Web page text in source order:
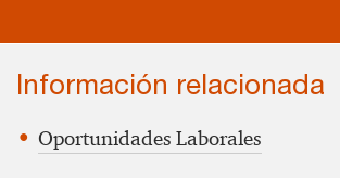
Información relacionada
Oportunidades Laborales